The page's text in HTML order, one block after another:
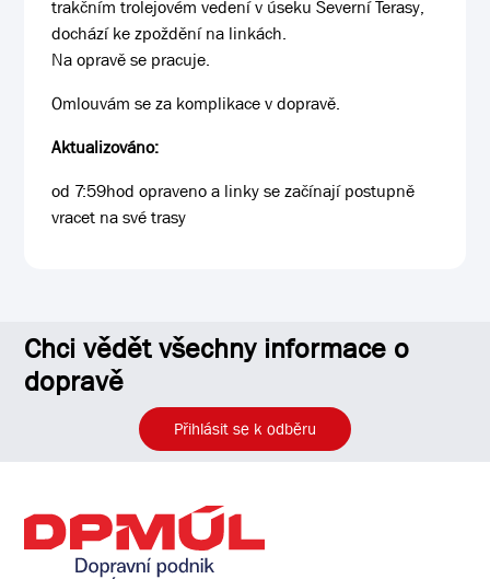
trakčním trolejovém vedení v úseku Severní Terasy,
dochází ke zpoždění na linkách.
Na opravě se pracuje.
Omlouvám se za komplikace v dopravě.
Aktualizováno:
od 7:59hod opraveno a linky se začínají postupně
vracet na své trasy
Chci vědět všechny informace o
dopravě
Přihlásit se k odběru